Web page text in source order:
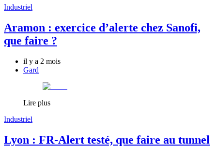
Industriel
Aramon : exercice d’alerte chez Sanofi,
que faire ?
il y a 2 mois
Gard
Lire plus
Industriel
Lyon : FR-Alert testé, que faire au tunnel